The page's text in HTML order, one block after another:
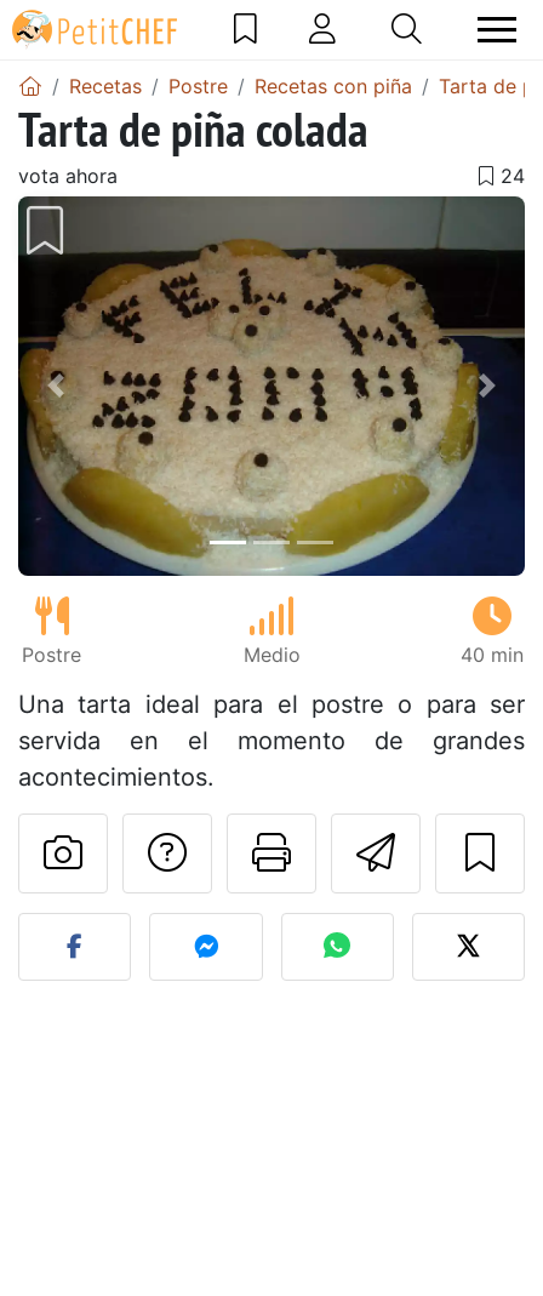
Recetas Postre Recetas con piña Tarta de
Tarta de piña colada
vota ahora
Anterior
Postre Medio 40 min
Una tarta ideal para el postre o para ser
servida en el momento de grandes
acontecimientos.
Imprimir
Preguntar al autor
Publicar la foto de esta